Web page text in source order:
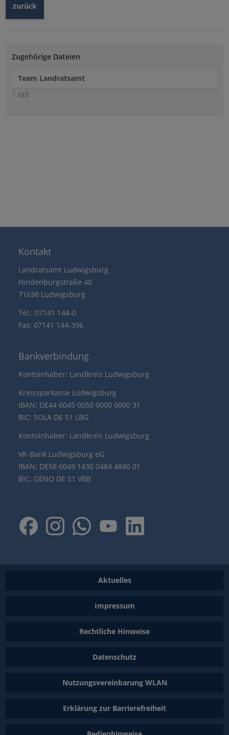
zurück
Zugehörige Dateien
Team Landratsamt
1 MB
Kontakt
Landratsamt Ludwigsburg
Hindenburgstraße 40
71638 Ludwigsburg
Tel.: 07141 144-0
Fax: 07141 144-396
Bankverbindung
Kontoinhaber: Landkreis Ludwigsburg
Kreissparkasse Ludwigsburg
IBAN: DE44 6045 0050 0000 0000 31
BIC: SOLA DE S1 LBG
Kontoinhaber: Landkreis Ludwigsburg
VR-Bank Ludwigsburg eG
IBAN: DE58 6049 1430 0484 4840 01
BIC: GENO DE S1 VBB
Aktuelles
Impressum
Rechtliche Hinweise
Datenschutz
Nutzungsvereinbarung WLAN
Erklärung zur Barrierefreiheit